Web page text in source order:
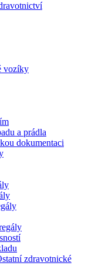
vozíky
a prádla
dokumentaci
zdravotnické